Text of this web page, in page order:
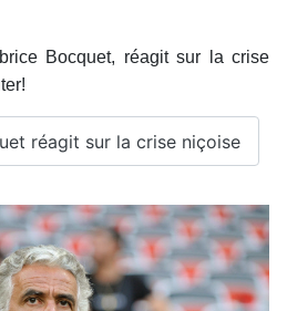
Bocquet, réagit sur la crise
réagit sur la crise niçoise